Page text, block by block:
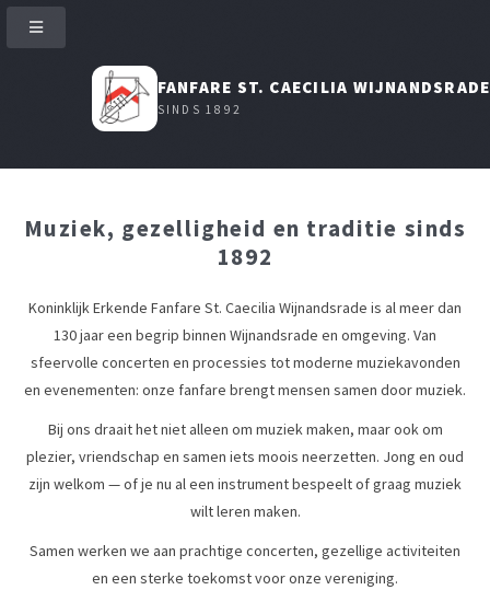
FANFARE ST. CAECILIA WIJNANDSRADE
SINDS 1892
Muziek, gezelligheid en traditie sinds
1892
Koninklijk Erkende Fanfare St. Caecilia Wijnandsrade is al meer dan
130 jaar een begrip binnen Wijnandsrade en omgeving. Van
sfeervolle concerten en processies tot moderne muziekavonden
en evenementen: onze fanfare brengt mensen samen door muziek.
Bij ons draait het niet alleen om muziek maken, maar ook om
plezier, vriendschap en samen iets moois neerzetten. Jong en oud
zijn welkom — of je nu al een instrument bespeelt of graag muziek
wilt leren maken.
Samen werken we aan prachtige concerten, gezellige activiteiten
en een sterke toekomst voor onze vereniging.